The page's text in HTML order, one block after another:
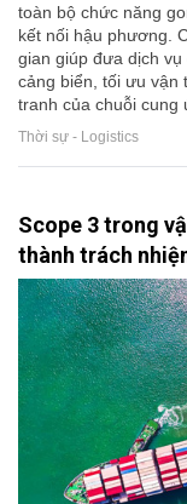
toàn bộ chức năng
kết nối hậu phương.
gian giúp đưa dịch
cảng biển, tối ưu vận
tranh của chuỗi cung
Thời sự - Logistics
Scope 3 trong
thành trách